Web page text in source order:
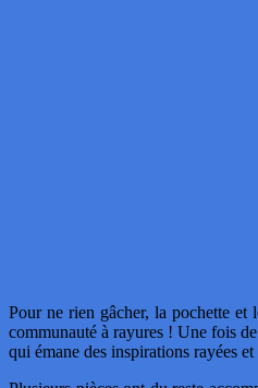
Pour ne rien gâcher, la pochette
communauté à rayures ! Une fois
qui émane des inspirations rayées